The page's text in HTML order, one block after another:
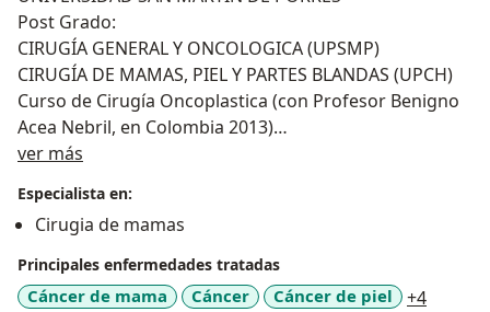
Post Grado:
CIRUGÍA GENERAL Y ONCOLOGICA (UPSMP)
CIRUGÍA DE MAMAS, PIEL Y PARTES BLANDAS (UPCH)
Curso de Cirugía Oncoplastica (con Profesor Benigno
Acea Nebril, en Colombia 2013)
Capacitación en Radioterapia Intra Operatoria RIO
Presidente de la SOCIEDAD PERUANA DE MASTOLOGÍA
(2019 - 2020)
Miembro Academia Peruana de Cirugía : Académico de
Número.
ver más
Especialista en:
Cirugia de mamas
Principales enfermedades tratadas
Cáncer de mama Cáncer Cáncer de piel +4